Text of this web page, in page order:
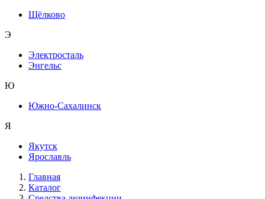
Щёлково
Э
Электросталь
Энгельс
Ю
Южно-Сахалинск
Я
Якутск
Ярославль
Главная
Каталог